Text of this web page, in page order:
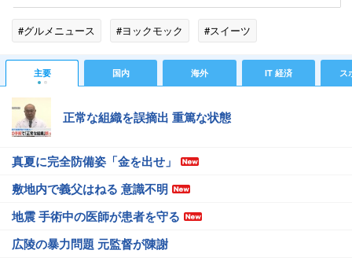
#グルメニュース #ヨックモック #スイーツ
主要 国内 海外 IT 経済 ス
正常な組織を誤摘出 重篤な状態
真夏に完全防備姿「金を出せ」
敷地内で義父はねる 意識不明
地震 手術中の医師が患者を守る
広陵の暴力問題 元監督が陳謝